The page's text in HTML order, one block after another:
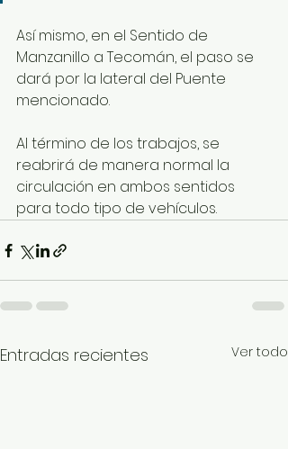
Así mismo, en el Sentido de
Manzanillo a Tecomán, el paso se
dará por la lateral del Puente
mencionado.
Al término de los trabajos, se
reabrirá de manera normal la
circulación en ambos sentidos
para todo tipo de vehículos.
Entradas recientes Ver todo